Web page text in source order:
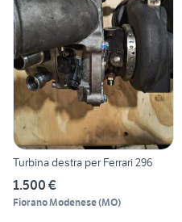
Turbina destra per Ferrari 296
1.500 €
Fiorano Modenese(MO)